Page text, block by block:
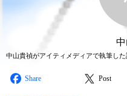
中山貴禎がアイティメディアで執筆した
Share Post